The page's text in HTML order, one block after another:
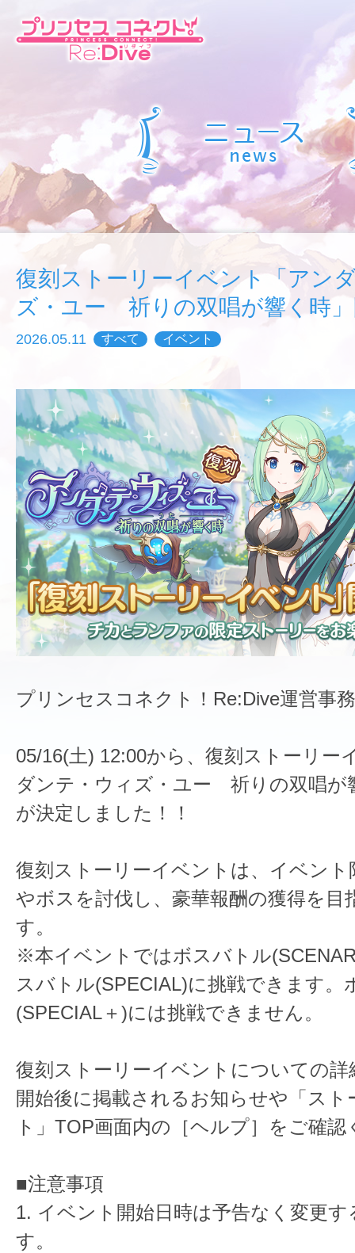
復刻ストーリーイベント「アン
ズ・ユー 祈りの双唱が響く時
2026.05.11 すべて イベント
プリンセスコネクト！Re:Dive運営事
05/16(土) 12:00から、復刻ストーリー
ダンテ・ウィズ・ユー 祈りの双唱が
が決定しました！！
復刻ストーリーイベントは、イベン
やボスを討伐し、豪華報酬の獲得を目
す。
※本イベントではボスバトル
スバトル(SPECIAL)に挑戦できます。
(SPECIAL＋)には挑戦できません。
復刻ストーリーイベントについての
開始後に掲載されるお知らせや「スト
ト」TOP画面内の［ヘルプ］をご確認
■注意事項
1. イベント開始日時は予告なく変更
す。